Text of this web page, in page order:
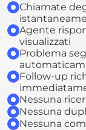
Chiamate
Agente
visualizzati
Problema
Follow-up
Nessuna
Nessuna
Nessuna